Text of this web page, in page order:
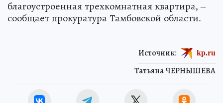
благоустроенная трехкомнатная квартира, –
сообщает прокуратура Тамбовской области.
Татьяна ЧЕРНЫШЕВА
Источник: kp.ru